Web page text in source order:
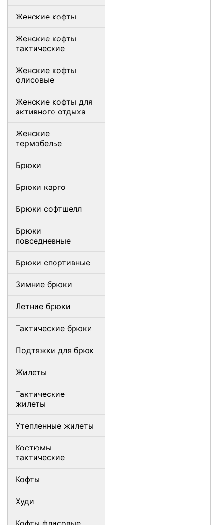
Женские кофты
Женские кофты
тактические
Женские кофты
флисовые
Женские кофты для
активного отдыха
Женские
термобелье
Брюки
Брюки карго
Брюки софтшелл
Брюки
повседневные
Брюки спортивные
Зимние брюки
Летние брюки
Тактические брюки
Подтяжки для брюк
Жилеты
Тактические
жилеты
Утепленные жилеты
Костюмы
тактические
Кофты
Худи
Кофты флисовые